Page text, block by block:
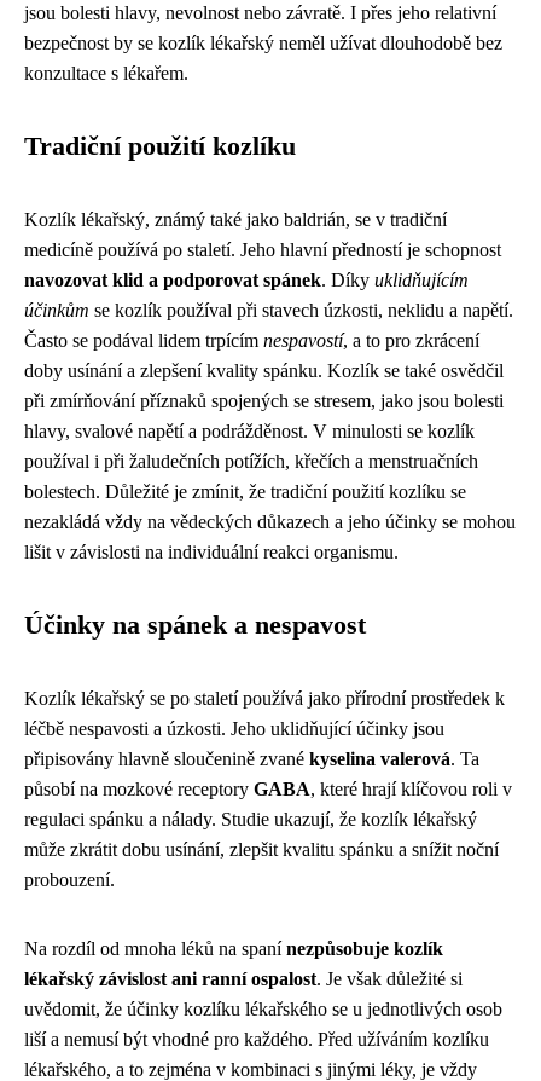
jsou bolesti hlavy, nevolnost nebo závratě. I přes jeho relativní
bezpečnost by se kozlík lékařský neměl užívat dlouhodobě bez
konzultace s lékařem.
Tradiční použití kozlíku
Kozlík lékařský, známý také jako baldrián, se v tradiční
medicíně používá po staletí. Jeho hlavní předností je schopnost
navozovat klid a podporovat spánek. Díky uklidňujícím
účinkům se kozlík používal při stavech úzkosti, neklidu a napětí.
Často se podával lidem trpícím nespavostí, a to pro zkrácení
doby usínání a zlepšení kvality spánku. Kozlík se také osvědčil
při zmírňování příznaků spojených se stresem, jako jsou bolesti
hlavy, svalové napětí a podrážděnost. V minulosti se kozlík
používal i při žaludečních potížích, křečích a menstruačních
bolestech. Důležité je zmínit, že tradiční použití kozlíku se
nezakládá vždy na vědeckých důkazech a jeho účinky se mohou
lišit v závislosti na individuální reakci organismu.
Účinky na spánek a nespavost
Kozlík lékařský se po staletí používá jako přírodní prostředek k
léčbě nespavosti a úzkosti. Jeho uklidňující účinky jsou
připisovány hlavně sloučenině zvané kyselina valerová. Ta
působí na mozkové receptory GABA, které hrají klíčovou roli v
regulaci spánku a nálady. Studie ukazují, že kozlík lékařský
může zkrátit dobu usínání, zlepšit kvalitu spánku a snížit noční
probouzení.
Na rozdíl od mnoha léků na spanínezpůsobuje kozlík
lékařský závislost ani ranní ospalost. Je však důležité si
uvědomit, že účinky kozlíku lékařského se u jednotlivých osob
liší a nemusí být vhodné pro každého. Před užíváním kozlíku
lékařského, a to zejména v kombinaci s jinými léky, je vždy